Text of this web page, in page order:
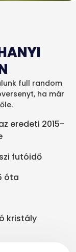
full random
ha már
eredeti 2015-
futóidő
óta
kristály